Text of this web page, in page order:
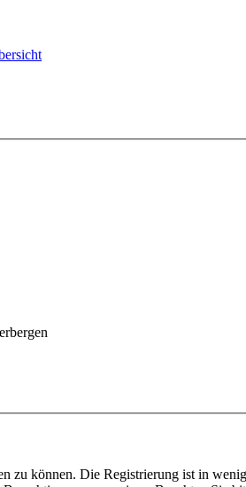
zu können. Die Registrierung ist in